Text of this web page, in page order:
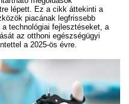
lépett. Ez a cikk áttekinti a
piacának legfrissebb
technológiai fejlesztéseket, a
az otthoni egészségügyi
a 2025-ös évre.